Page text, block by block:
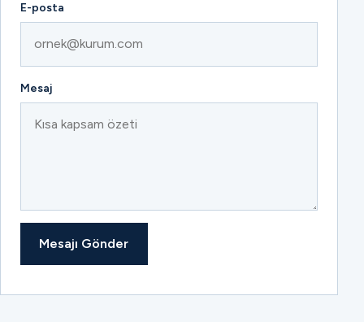
E-posta
Mesaj
Mesajı Gönder